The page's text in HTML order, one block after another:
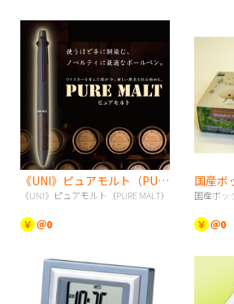
《UNI》ピュアモルト（PURE MALT）
《UNI》ピュアモルト（PURE MALT）
￥ ＠0
国産ボ
国産ボッ
￥ ＠0